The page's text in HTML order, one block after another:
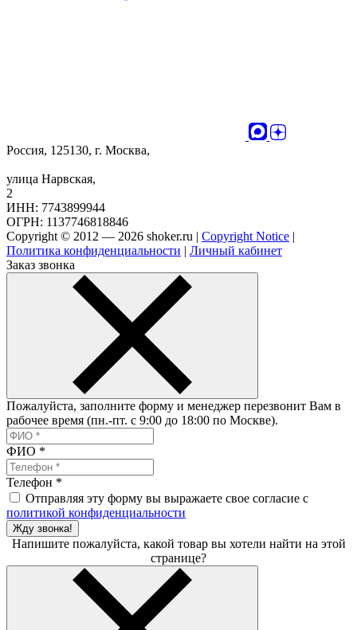
Россия, 125130, г. Москва,
улица Нарвская,
2
ИНН: 7743899944
ОГРН: 1137746818846
Copyright © 2012 — 2026 shoker.ru | Copyright Notice |
Политика конфиденциальности | Личный кабинет
Заказ звонка
Пожалуйста, заполните форму и менеджер перезвонит Вам в
рабочее время (пн.-пт. с 9:00 до 18:00 по Москве).
ФИО *
Телефон *
Отправляя эту форму вы выражаете свое согласие с
политикой конфиденциальности
Жду звонка!
Напишите пожалуйста, какой товар вы хотели найти на этой
странице?